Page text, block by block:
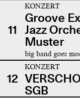
11
KONZERT
Groove
Jazz
Muster
big band goes
12
KONZERT
SGB